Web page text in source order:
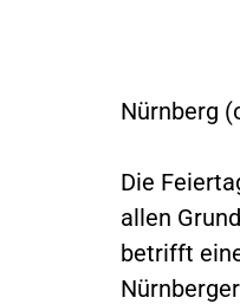
Nürnberg
Die
allen
betrifft